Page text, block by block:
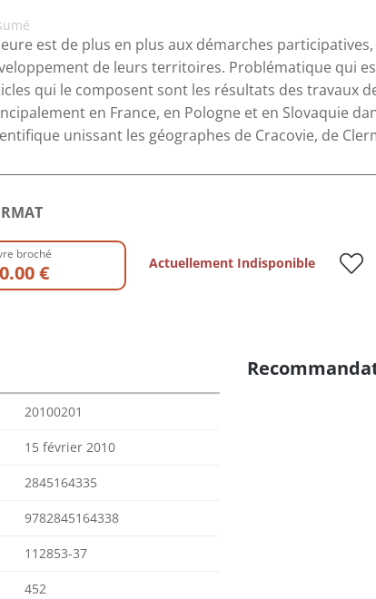
est de plus en plus aux démarches
de leurs territoires. Problématique qui
qui le composent sont les résultats des travaux
en France, en Pologne et en Slovaquie
unissant les géographes de Cracovie, de
broché
€ Actuellement Indisponible
20100201
15 février 2010
2845164335
9782845164338
112853-37
452